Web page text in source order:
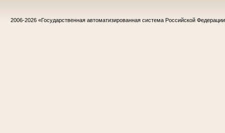
2006-2026 «Государственная автоматизированная система Российской